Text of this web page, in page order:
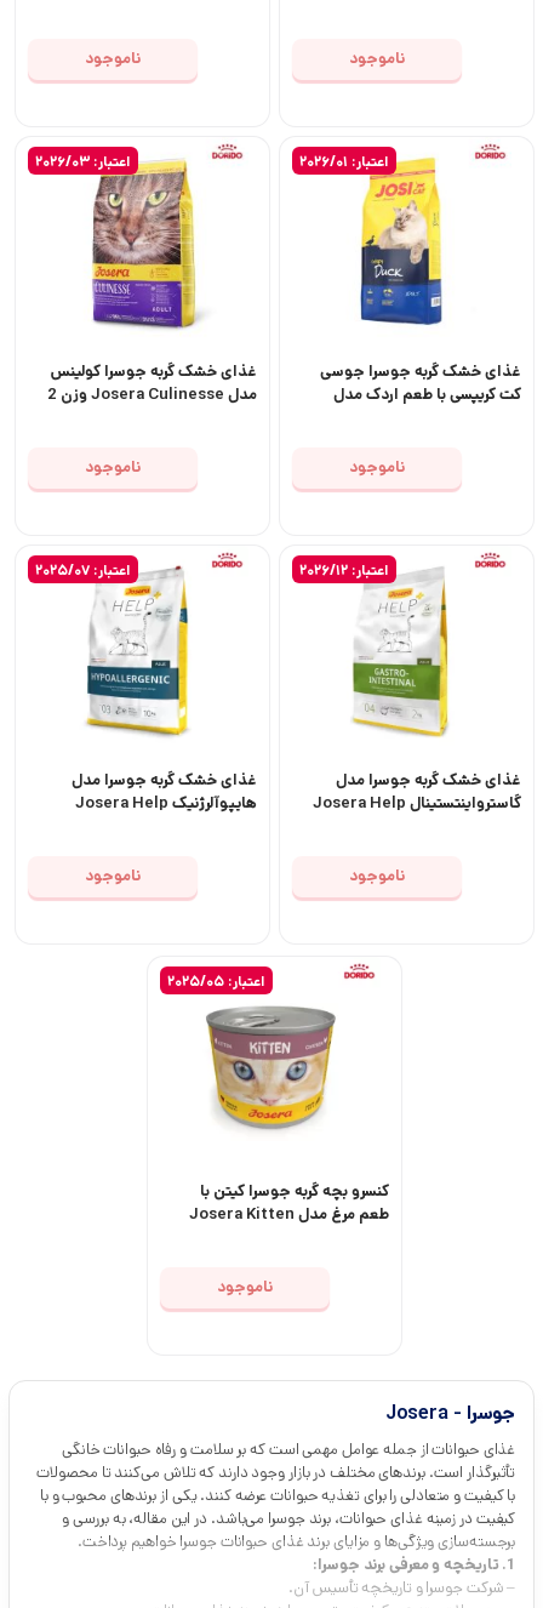
ناموجود
ناموجود
اعتبار: 2026/01
غذای خشک گربه جوسرا جوسی
کت کریپسی با طعم اردک مدل
ناموجود
اعتبار: 2026/03
غذای خشک گربه جوسرا کولینس
مدل Josera Culinesse وزن 2
ناموجود
اعتبار: 2026/12
غذای خشک گربه جوسرا مدل
گاسترواینتستینال Josera Help
ناموجود
اعتبار: 2025/07
غذای خشک گربه جوسرا مدل
هایپوآلرژنیک Josera Help
ناموجود
اعتبار: 2025/05
کنسرو بچه گربه جوسرا کیتن با
طعم مرغ مدل Josera Kitten
ناموجود
جوسرا - Josera
غذای حیوانات از جمله عوامل مهمی است که بر سلامت و رفاه حیوانات خانگی
تأثیرگذار است. برندهای مختلف در بازار وجود دارند که تلاش می‌کنند تا محصولات
با کیفیت و متعادلی را برای تغذیه حیوانات عرضه کنند. یکی از برندهای محبوب و با
کیفیت در زمینه غذای حیوانات، برند جوسرا می‌باشد. در این مقاله، به بررسی و
برجسته‌سازی ویژگی‌ها و مزایای برند غذای حیوانات جوسرا خواهیم پرداخت.
1. تاریخچه و معرفی برند جوسرا:
– شرکت جوسرا و تاریخچه تأسیس آن.